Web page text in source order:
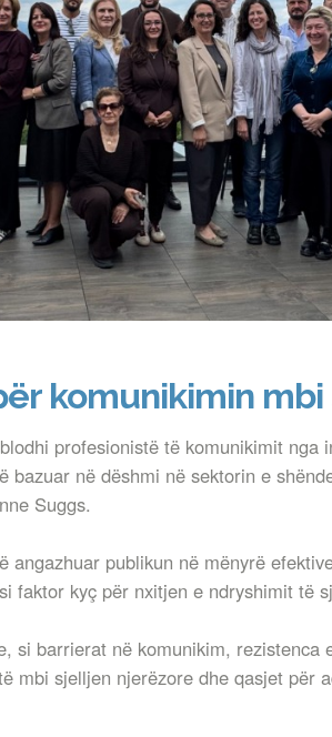
komunikimin
profesionistë të komunikimit
në dëshmi në sektorin e
Suggs.
publikun në mënyrë
kyç për nxitjen e ndryshimit të
barrierat në komunikim,
mbi sjelljen njerëzore dhe qasjet